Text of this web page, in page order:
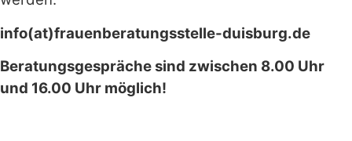
info(at)frauenberatungsstelle-duisburg.de
Beratungsgespräche sind zwischen 8.00 Uhr
und 16.00 Uhr möglich!